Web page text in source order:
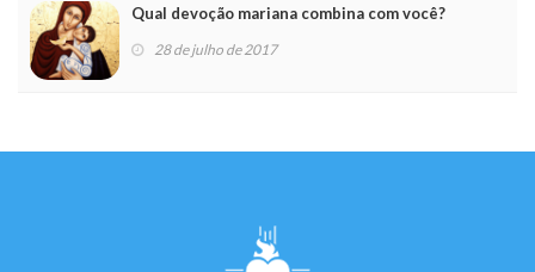
Qual devoção mariana combina com você?
28 de julho de 2017